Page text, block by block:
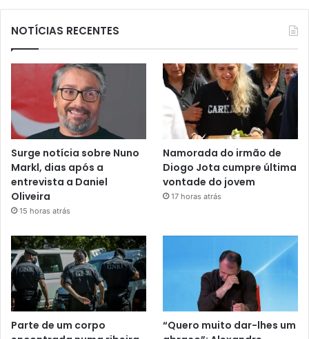
NOTÍCIAS RECENTES
Surge notícia sobre Nuno
Markl, dias após a
entrevista a Daniel
Oliveira
15 horas atrás
Namorada do irmão de
Diogo Jota cumpre última
vontade do jovem
17 horas atrás
Parte de um corpo
“Quero muito dar-lhes um